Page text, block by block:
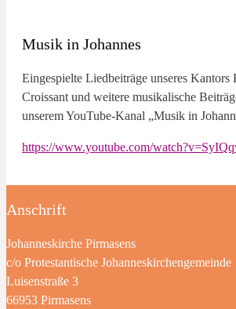
Musik in Johannes
Eingespielte Liedbeiträge unseres
Croissant und weitere musikalische
unserem YouTube-Kanal „Musik in
https://www.youtube.com/
Anschrift
Johanneskirche Pirmasens
c/o Protestantische Johanneskirchengemeinde
Luisenstraße 3
66953 Pirmasens